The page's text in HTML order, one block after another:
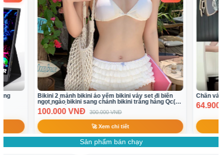
Bikini 2 mảnh bikini áo yếm bikini váy set đi biển
ngọt ngào bikini sang chảnh bikini trắng hàng Qc(
có sẵn sl ít)
100.000 VNĐ 300.000 VNĐ
🚀 Xem chi tiết
Chân váy
64.900
Sản phẩm bán chạy